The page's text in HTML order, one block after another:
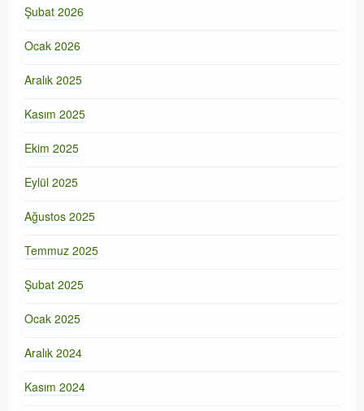
Şubat 2026
Ocak 2026
Aralık 2025
Kasım 2025
Ekim 2025
Eylül 2025
Ağustos 2025
Temmuz 2025
Şubat 2025
Ocak 2025
Aralık 2024
Kasım 2024